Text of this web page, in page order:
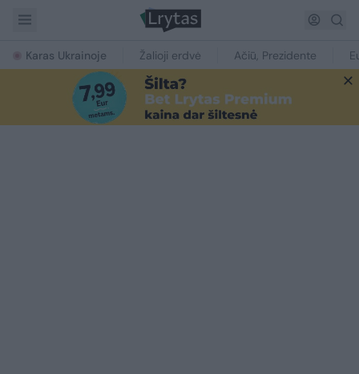
Karas Ukrainoje Žalioji erdvė Ačiū, Prezidente